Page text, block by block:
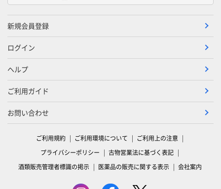
新規会員登録
ログイン
ヘルプ
ご利用ガイド
お問い合わせ
ご利用規約 ご利用環境について
ご利用上の注意
プライバシーポリシー
古物営業法に基づく表記
酒類販売管理者標識の掲示
医薬品の販売に関する表示 会社案内